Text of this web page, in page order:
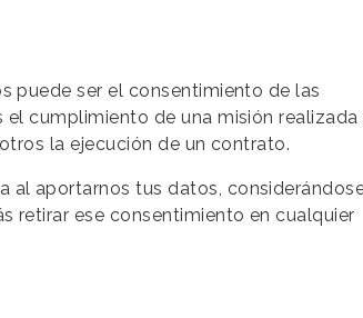
puede ser el consentimiento de las
cumplimiento de una misión realizada
la ejecución de un contrato.
al aportarnos tus datos,
retirar ese consentimiento en cualquier